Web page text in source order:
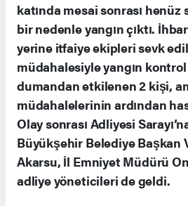
katında mesai sonrası
bir nedenle yangın çıktı.
yerine itfaiye ekipleri sevk
müdahalesiyle yangın kontrol
dumandan etkilenen 2 kişi,
müdahalelerinin ardından
Olay sonrası Adliyesi
Büyükşehir Belediye Başkan
Akarsu, İl Emniyet Müdürü
adliye yöneticileri de geldi.